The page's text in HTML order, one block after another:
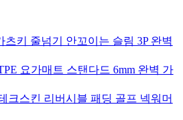
츠키 줄넘기 안꼬이는 슬림 3P 완벽
요가매트 스탠다드 6mm 완벽 가
크스킨 리버시블 패딩 골프 넥워머